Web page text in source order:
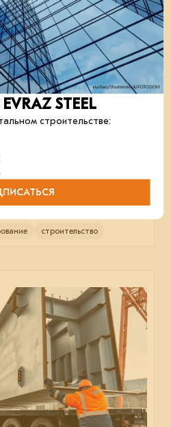
к сервисам
быстро и без лишних
строительство
STEEL
строительстве: